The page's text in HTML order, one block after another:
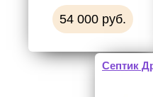
54 000 руб.
Септик